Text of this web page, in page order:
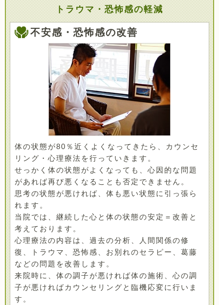
トラウマ・恐怖感の軽減
不安感・恐怖感の改善
体の状態が80％近くよくなってきたら、カウンセ
リング・心理療法を行っていきます。
せっかく体の状態がよくなっても、心因的な問題
があれば再び悪くなることも否定できません。
思考の状態が悪ければ、体も悪い状態に引っ張ら
れます。
当院では、継続した心と体の状態の安定＝改善と
考えております。
心理療法の内容は、過去の分析、人間関係の修
復、トラウマ、恐怖感、お別れのセラピー、葛藤
などの問題を改善します。
来院時に、体の調子が悪ければ体の施術、心の調
子が悪ければカウンセリングと臨機応変に行いま
す。